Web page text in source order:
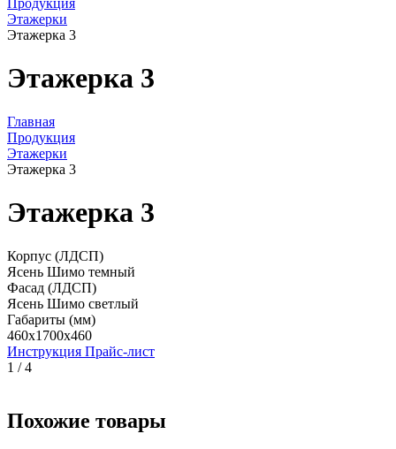
Продукция
Этажерки
Этажерка 3
Этажерка 3
Главная
Продукция
Этажерки
Этажерка 3
Этажерка 3
Корпус (ЛДСП)
Ясень Шимо темный
Фасад (ЛДСП)
Ясень Шимо светлый
Габариты (мм)
460x1700x460
Инструкция Прайс-лист
1 / 4
Похожие товары